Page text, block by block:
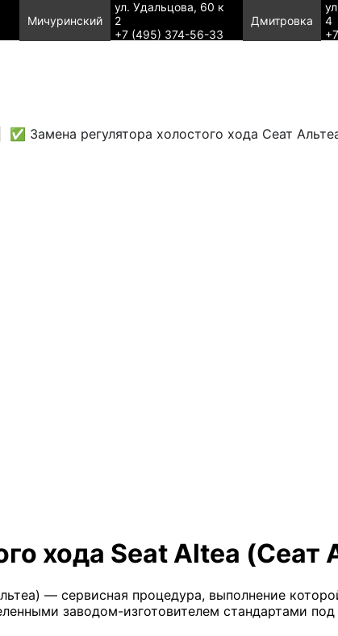
Мичуринский
ул. Удальцова, 60 к
2
+7 (495) 374-56-33
Дмитровка
4
✅ Замена регулятора холостого хода Сеат
хода Seat Altea (Сеат
— сервисная процедура, выполнение
заводом-изготовителем стандартами